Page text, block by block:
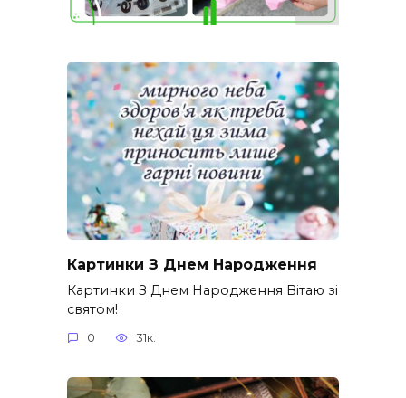
Картинки З Днем Народження
Картинки З Днем Народження Вітаю зі
святом!
0 31к.